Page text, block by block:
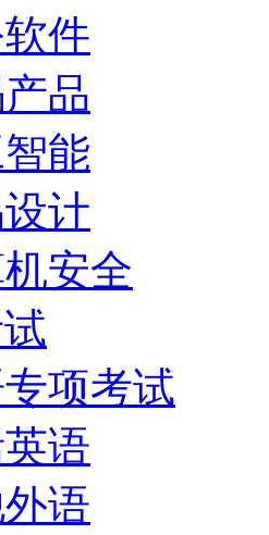
件
品
能
计
安全
项考试
语
语